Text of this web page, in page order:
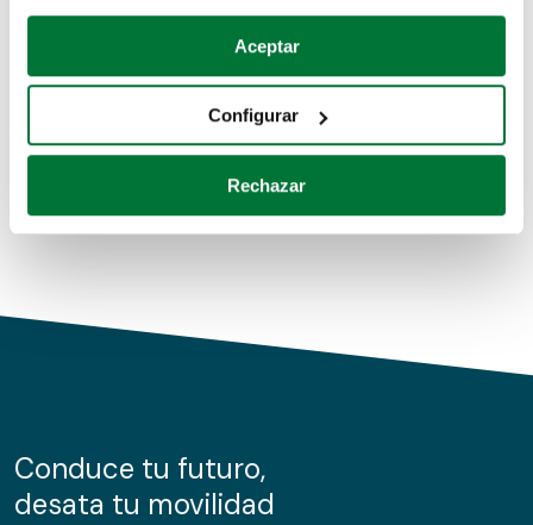
Si lo permite, también quisiéramos:
Recopilar información sobre su ubicación geográfica
Identificar su dispositivo analizándolo activamente
para buscar características específicas (huellas
Obtenga más información sobre cómo se procesan sus
de cookies.
información sobre el uso que haga del sitio web con
nuestros partners de redes sociales, publicidad y análisis
Aceptar
Configurar
Rechazar
Coches de segunda mano
Coches de km0
Conduce tu futuro,
desata tu movilidad